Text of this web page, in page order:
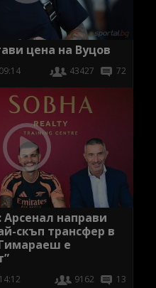
цена на Вуцов
43427 72
направи
скъп трансфер в
е
9162 13